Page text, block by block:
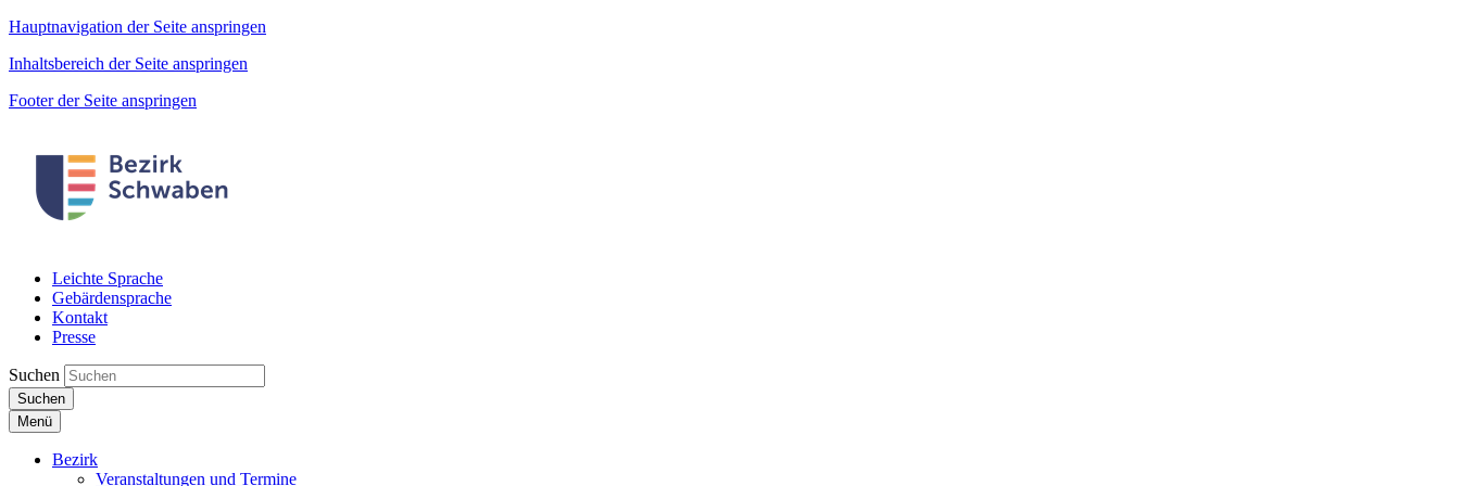
Hauptnavigation der Seite anspringen
Inhaltsbereich der Seite anspringen
Footer der Seite anspringen
Leichte Sprache
Gebärdensprache
Kontakt
Presse
Suchen
Suchen
Menü
Bezirk
Veranstaltungen und Termine